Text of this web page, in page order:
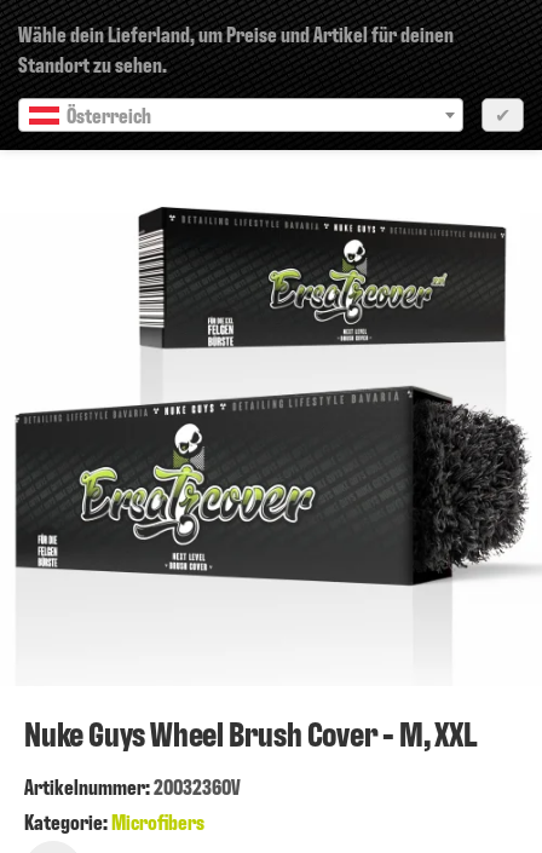
Wähle dein Lieferland, um Preise und Artikel für deinen
Standort zu sehen.
Österreich
✔
Vorherige
Nuke Guys Wheel Brush Cover - M, XXL
Artikelnummer:20032360V
Kategorie:Microfibers